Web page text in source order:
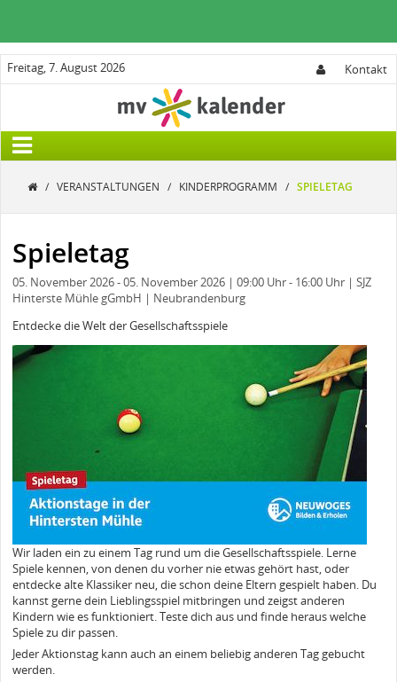
Freitag, 7. August 2026 Kontakt
/ VERANSTALTUNGEN / KINDERPROGRAMM / SPIELETAG
Spieletag
05. November 2026- 05. November 2026 | 09:00 Uhr- 16:00 Uhr | SJZ
Hinterste Mühle gGmbH | Neubrandenburg
Entdecke die Welt der Gesellschaftsspiele
Wir laden ein zu einem Tag rund um die Gesellschaftsspiele. Lerne
Spiele kennen, von denen du vorher nie etwas gehört hast, oder
entdecke alte Klassiker neu, die schon deine Eltern gespielt haben. Du
kannst gerne dein Lieblingsspiel mitbringen und zeigst anderen
Kindern wie es funktioniert. Teste dich aus und finde heraus welche
Spiele zu dir passen.
Jeder Aktionstag kann auch an einem beliebig anderen Tag gebucht
werden.